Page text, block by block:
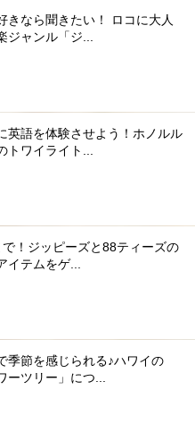
きなら聞きたい！ ロコに大人
ジャンル「ジ...
英語を体験させよう！ホノルル
トワイライト...
！ジッピーズと88ティーズの
イテムをゲ...
季節を感じられる♪ハワイの
ーツリー」につ...